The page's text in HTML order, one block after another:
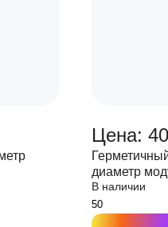
Цена:
диаметр
чипом 6803
В наличии